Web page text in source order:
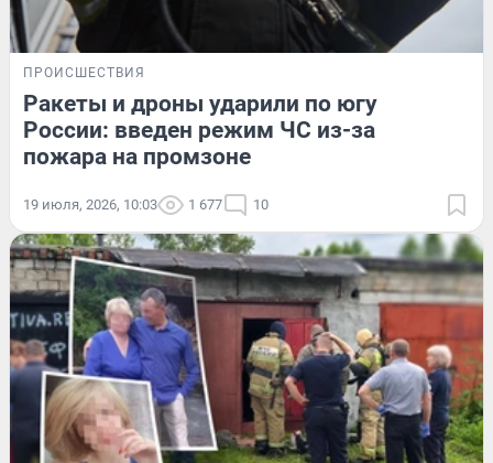
ПРОИСШЕСТВИЯ
Ракеты и дроны ударили по югу
России: введен режим ЧС из-за
пожара на промзоне
19 июля, 2026, 10:03 1 677 10